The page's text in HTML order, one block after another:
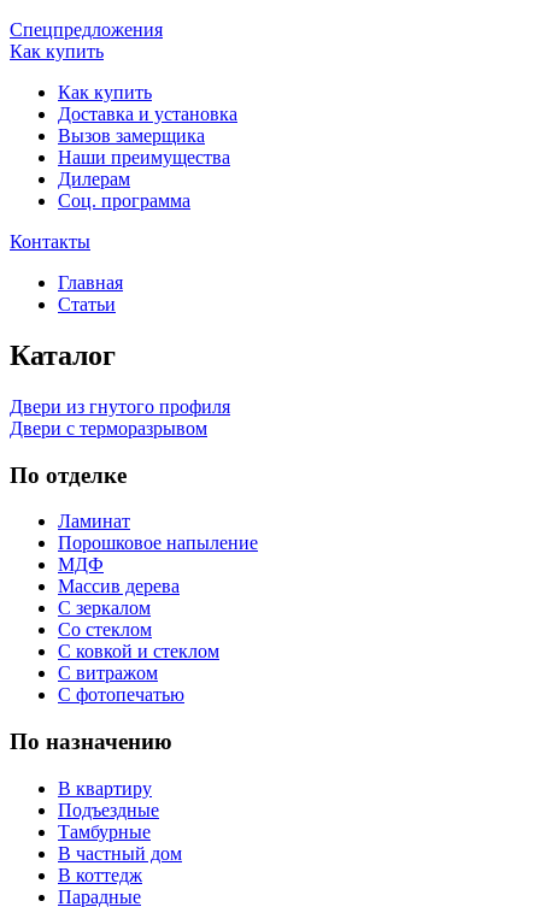
Спецпредложения
Как купить
Как купить
Доставка и установка
Вызов замерщика
Наши преимущества
Дилерам
Соц. программа
Контакты
Главная
Статьи
Каталог
Двери из гнутого профиля
Двери с терморазрывом
По отделке
Ламинат
Порошковое напыление
МДФ
Массив дерева
С зеркалом
Со стеклом
С ковкой и стеклом
С витражом
С фотопечатью
По назначению
В квартиру
Подъездные
Тамбурные
В частный дом
В коттедж
Парадные